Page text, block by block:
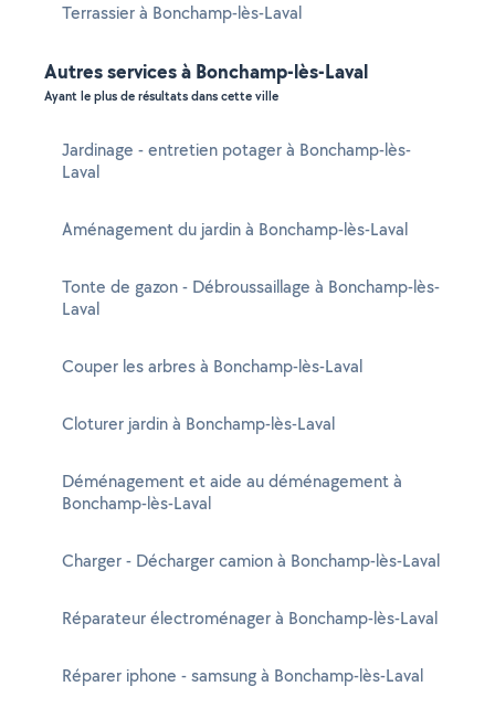
Terrassier à Bonchamp-lès-Laval
Autres services à Bonchamp-lès-Laval
Ayant le plus de résultats dans cette ville
Jardinage - entretien potager à Bonchamp-lès-
Laval
Aménagement du jardin à Bonchamp-lès-Laval
Tonte de gazon - Débroussaillage à Bonchamp-lès-
Laval
Couper les arbres à Bonchamp-lès-Laval
Cloturer jardin à Bonchamp-lès-Laval
Déménagement et aide au déménagement à
Bonchamp-lès-Laval
Charger - Décharger camion à Bonchamp-lès-Laval
Réparateur électroménager à Bonchamp-lès-Laval
Réparer iphone - samsung à Bonchamp-lès-Laval